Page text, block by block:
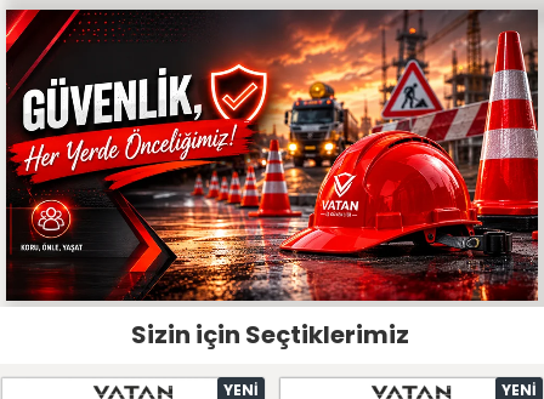
Sizin için Seçtiklerimiz
YENI YENI